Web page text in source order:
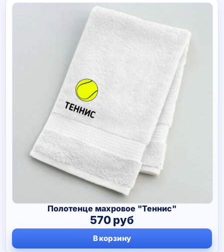
Полотенце махровое "Теннис"
570руб
В корзину